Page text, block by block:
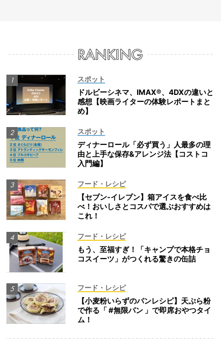
スポット
ドルビーシネマ、IMAX®、4DXの違いと
感想【映画ライターの体験レポートまと
め】
スポット
ディナーロール「必ず買う」人最多の理
由と上手な保存&アレンジ法【コストコ
入門編】
フード・レシピ
【セブン-イレブン】箱アイスを食べ比
べ！おいしさとコスパで選ぶおすすめは
これ！
フード・レシピ
もう、至福すぎ！「キャンプで本格チョ
コスイーツ」がつくれる驚きの缶詰
フード・レシピ
【小麦粉いらずのパンレシピ】天ぷら粉
で作る「 #無限パン 」で即席おやつタイ
ム！